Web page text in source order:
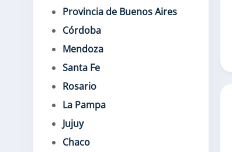
Provincia de Buenos Aires
Córdoba
Mendoza
Santa Fe
Rosario
La Pampa
Jujuy
Chaco